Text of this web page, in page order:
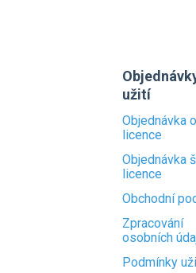
užití
Objednávka
licence
Objednávka
licence
Obchodní
Zpracování
osobních
Podmínky